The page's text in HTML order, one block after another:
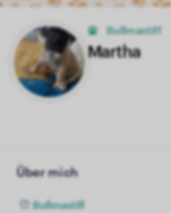
Bullmastiff
Martha
Über mich
Bullmastiff